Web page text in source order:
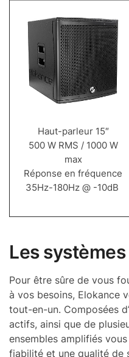
Haut-parleur 15″
500 W RMS / 1000 W
max
Réponse en fréquence
35Hz-180Hz @ -10dB
Les
Pour être sûre de vous
à vos besoins, Elokance
tout-en-un. Composées
actifs, ainsi que de
ensembles amplifiés
fiabilité et une qualité de